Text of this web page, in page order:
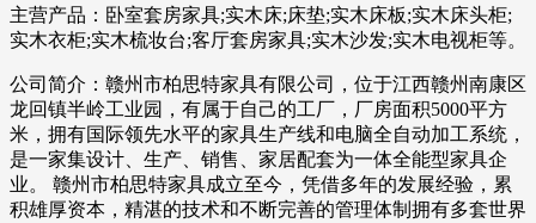
主营产品：卧室套房家具;实木床;床垫;实木床板;实木床头柜;
实木衣柜;实木梳妆台;客厅套房家具;实木沙发;实木电视柜等。
公司简介：赣州市柏思特家具有限公司，位于江西赣州南康区
龙回镇半岭工业园，有属于自己的工厂，厂房面积5000平方
米，拥有国际领先水平的家具生产线和电脑全自动加工系统，
是一家集设计、生产、销售、家居配套为一体全能型家具企
业。 赣州市柏思特家具成立至今，凭借多年的发展经验，累
积雄厚资本，精湛的技术和不断完善的管理体制拥有多套世界